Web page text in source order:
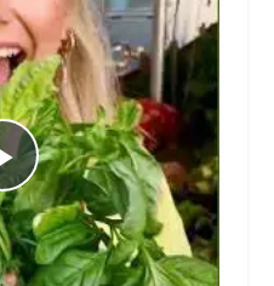
Play
Video